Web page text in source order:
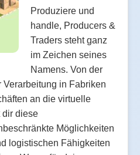
Produziere und
handle, Producers &
Traders steht ganz
im Zeichen seines
Namens. Von der
Verarbeitung in Fabriken
an die virtuelle
dir diese
Möglichkeiten
logistischen Fähigkeiten